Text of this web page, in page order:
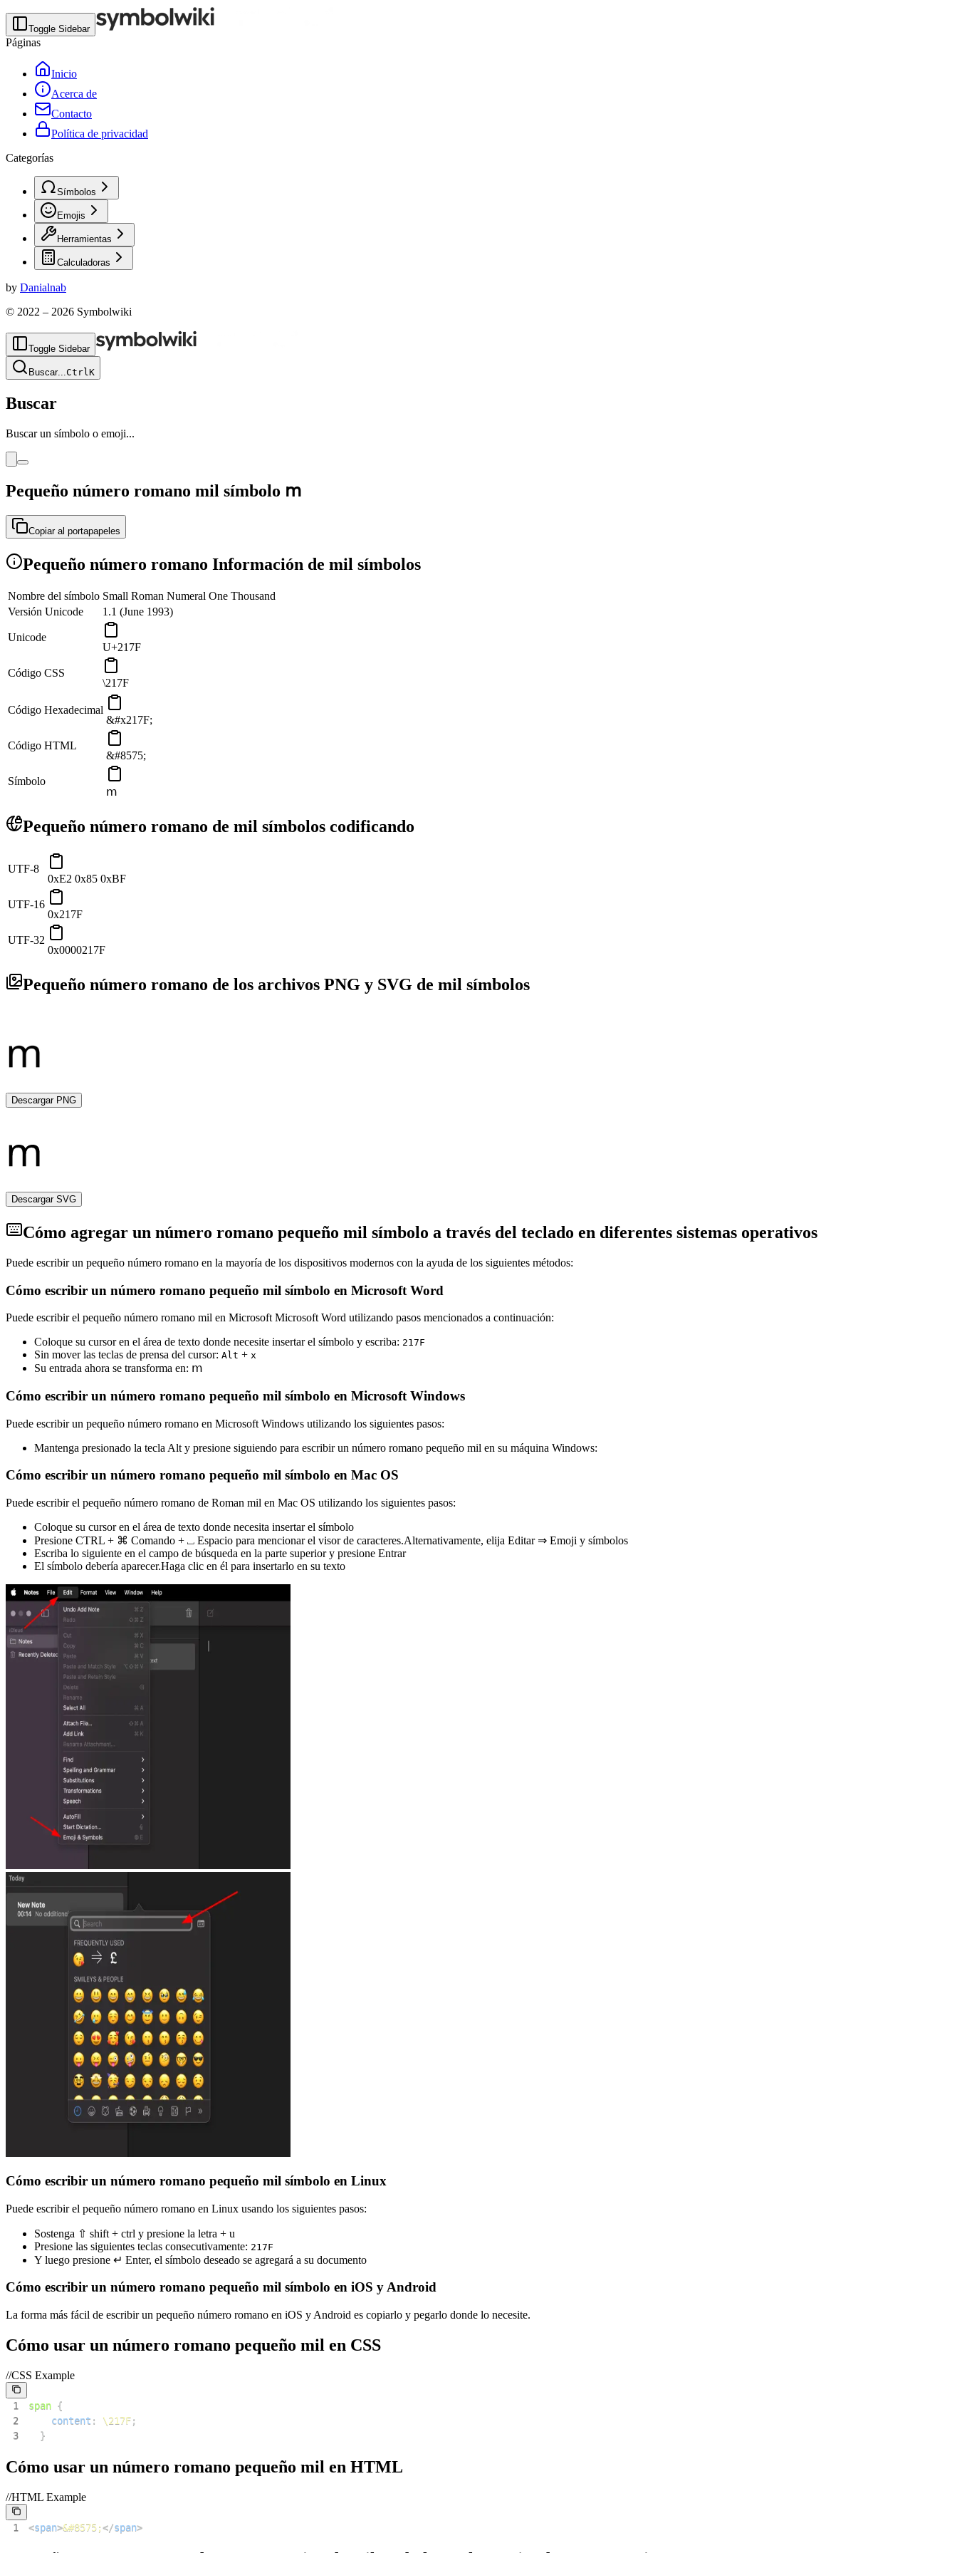
Toggle Sidebar
Páginas
Inicio
Acerca de
Contacto
Política de privacidad
Categorías
Símbolos
Emojis
Herramientas
Calculadoras
by Danialnab
© 2022 – 2026 Symbolwiki
Toggle Sidebar
Buscar...CtrlK
Buscar
Buscar un símbolo o emoji...
Pequeño número romano mil símbolo ⅿ
Copiar al portapapeles
Pequeño número romano Información de mil símbolos
Nombre del símbolo Small Roman Numeral One Thousand
Versión Unicode
1.1 (June 1993)
Unicode
U+217F
Código CSS
\217F
Código Hexadecimal
&#x217F;
Código HTML
&#8575;
Símbolo
ⅿ
Pequeño número romano de mil símbolos codificando
UTF-8
0xE2 0x85 0xBF
UTF-16
0x217F
UTF-32
0x0000217F
Pequeño número romano de los archivos PNG y SVG de mil símbolos
Descargar PNG
Descargar SVG
Cómo agregar un número romano pequeño mil símbolo a través del teclado en diferentes sistemas operativos
Puede escribir un pequeño número romano en la mayoría de los dispositivos modernos con la ayuda de los siguientes métodos:
Cómo escribir un número romano pequeño mil símbolo en Microsoft Word
Puede escribir el pequeño número romano mil en Microsoft Microsoft Word utilizando pasos mencionados a continuación:
Coloque su cursor en el área de texto donde necesite insertar el símbolo y escriba: 217F
Sin mover las teclas de prensa del cursor: Alt + x
Su entrada ahora se transforma en: ⅿ
Cómo escribir un número romano pequeño mil símbolo en Microsoft Windows
Puede escribir un pequeño número romano en Microsoft Windows utilizando los siguientes pasos:
Mantenga presionado la tecla Alt y presione siguiendo para escribir un número romano pequeño mil en su máquina Windows:
Cómo escribir un número romano pequeño mil símbolo en Mac OS
Puede escribir el pequeño número romano de Roman mil en Mac OS utilizando los siguientes pasos:
Coloque su cursor en el área de texto donde necesita insertar el símbolo
Presione CTRL + ⌘ Comando + ⎵ Espacio para mencionar el visor de caracteres.Alternativamente, elija Editar ⇒ Emoji y símbolos
Escriba lo siguiente en el campo de búsqueda en la parte superior y presione Entrar
El símbolo debería aparecer.Haga clic en él para insertarlo en su texto
Cómo escribir un número romano pequeño mil símbolo en Linux
Puede escribir el pequeño número romano en Linux usando los siguientes pasos:
Sostenga ⇧ shift + ctrl y presione la letra + u
Presione las siguientes teclas consecutivamente: 21 7F
Y luego presione ↵ Enter, el símbolo deseado se agregará a su documento
Cómo escribir un número romano pequeño mil símbolo en iOS y Android
La forma más fácil de escribir un pequeño número romano en iOS y Android es copiarlo y pegarlo donde lo necesite.
Cómo usar un número romano pequeño mil en CSS
//CSS Example
1 span {
2
content : \217F;
3
}
Cómo usar un número romano pequeño mil en HTML
//HTML Example
1 <span>&#8575;</span>